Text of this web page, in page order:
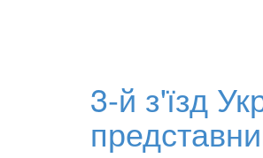
3-й з'їзд